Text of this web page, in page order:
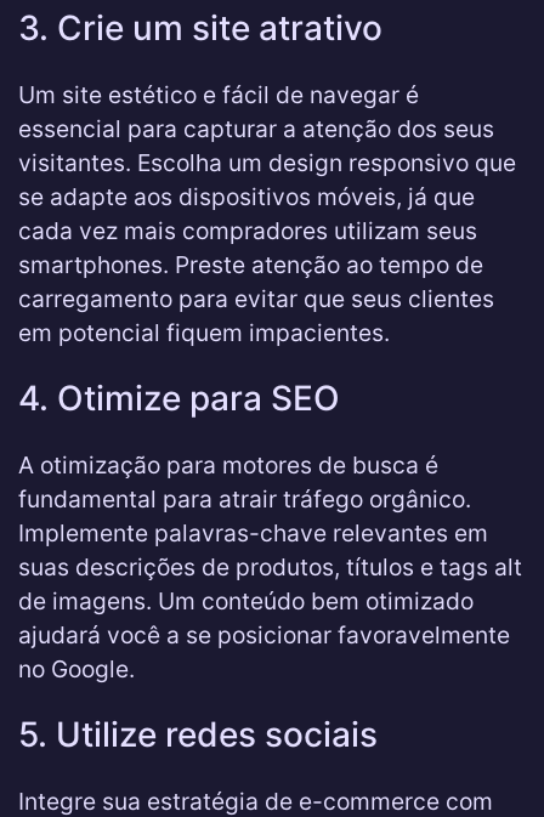
3. Crie um site atrativo
Um site estético e fácil de navegar é
essencial para capturar a atenção dos seus
visitantes. Escolha um design responsivo que
se adapte aos dispositivos móveis, já que
cada vez mais compradores utilizam seus
smartphones. Preste atenção ao tempo de
carregamento para evitar que seus clientes
em potencial fiquem impacientes.
4. Otimize para SEO
A otimização para motores de busca é
fundamental para atrair tráfego orgânico.
Implemente palavras-chave relevantes em
suas descrições de produtos, títulos e tags alt
de imagens. Um conteúdo bem otimizado
ajudará você a se posicionar favoravelmente
no Google.
5. Utilize redes sociais
Integre sua estratégia de e-commerce com